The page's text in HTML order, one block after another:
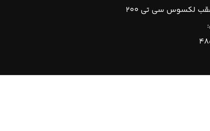
لکسوس سی تی ۲۰۰